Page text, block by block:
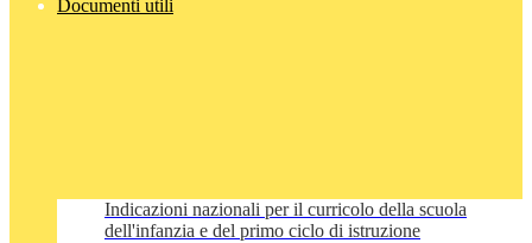
Documenti utili
Indicazioni nazionali per il curricolo della scuola
dell'infanzia e del primo ciclo di istruzione